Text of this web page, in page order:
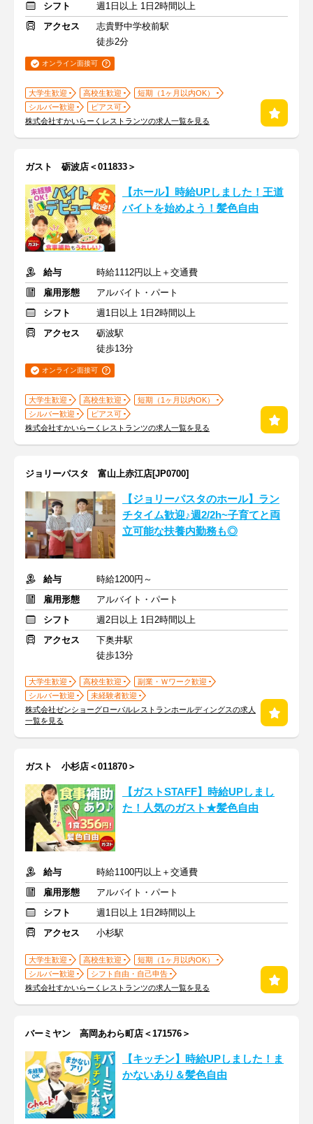
シフト
週1日以上 1日2時間以上
アクセス
志貴野中学校前駅
徒歩2分
オンライン面接可
大学生歓迎 高校生歓迎
短期（1ヶ月以内OK）
シルバー歓迎
ピアス可
株式会社すかいらーくレストランツの求人一覧を見る
ガスト 砺波店＜011833＞
【ホール】時給UPしました！王道
バイトを始めよう！髪色自由
給与
時給1112円以上＋交通費
雇用形態
アルバイト・パート
シフト
週1日以上 1日2時間以上
アクセス
砺波駅
徒歩13分
オンライン面接可
大学生歓迎 高校生歓迎
短期（1ヶ月以内OK）
シルバー歓迎
ピアス可
株式会社すかいらーくレストランツの求人一覧を見る
ジョリーパスタ 富山上赤江店[JP0700]
【ジョリーパスタのホール】ラン
チタイム歓迎♪週2/2h~子育てと両
立可能な扶養内勤務も◎
給与
時給1200円～
雇用形態
アルバイト・パート
シフト
週2日以上 1日2時間以上
アクセス
下奥井駅
徒歩13分
大学生歓迎 高校生歓迎
副業・Ｗワーク歓迎
シルバー歓迎
未経験者歓迎
株式会社ゼンショーグローバルレストランホールディングスの求人
一覧を見る
ガスト 小杉店＜011870＞
【ガストSTAFF】時給UPしまし
た！人気のガスト★髪色自由
給与
時給1100円以上＋交通費
雇用形態
アルバイト・パート
シフト
週1日以上 1日2時間以上
アクセス
小杉駅
大学生歓迎 高校生歓迎
短期（1ヶ月以内OK）
シルバー歓迎
シフト自由・自己申告
株式会社すかいらーくレストランツの求人一覧を見る
バーミヤン 高岡あわら町店＜171576＞
【キッチン】時給UPしました！ま
かないあり＆髪色自由